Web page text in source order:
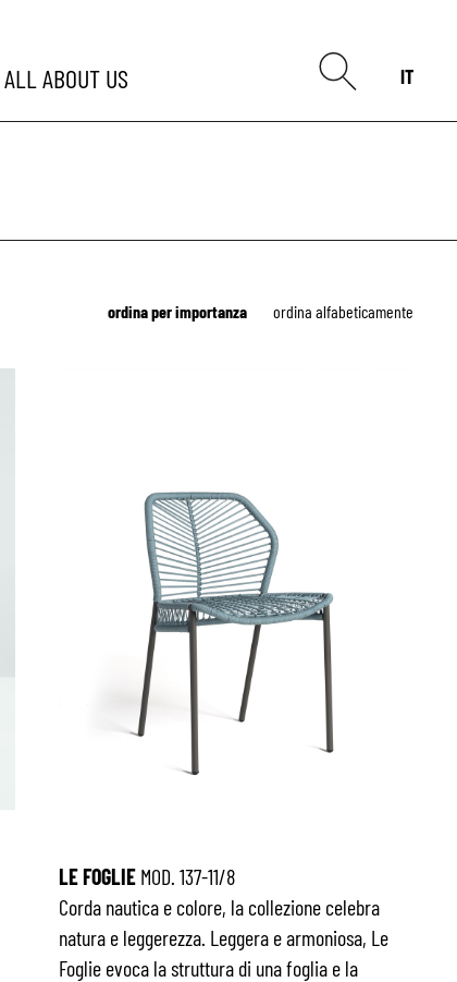
ALLABOUT US IT
ordina alfabeticamente
ordina per importanza
LE FOGLIE MOD. 137-11/8
Corda nautica e colore, la collezione celebra
natura e leggerezza. Leggera e armoniosa, Le
Foglie evoca la struttura di una foglia e la